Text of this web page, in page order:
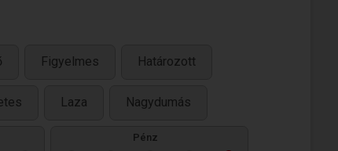
Figyelmes Határozott
Laza Nagydumás
Pénz